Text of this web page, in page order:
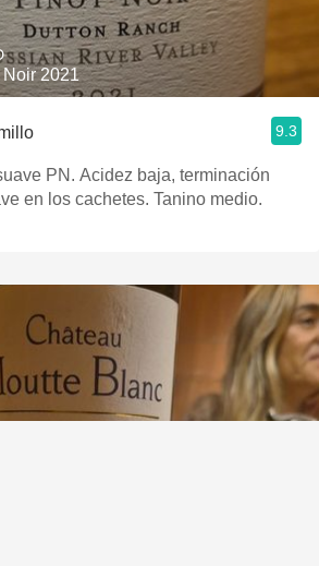
Noir 2021
9.3
PN. Acidez baja, terminación
en los cachetes. Tanino medio.